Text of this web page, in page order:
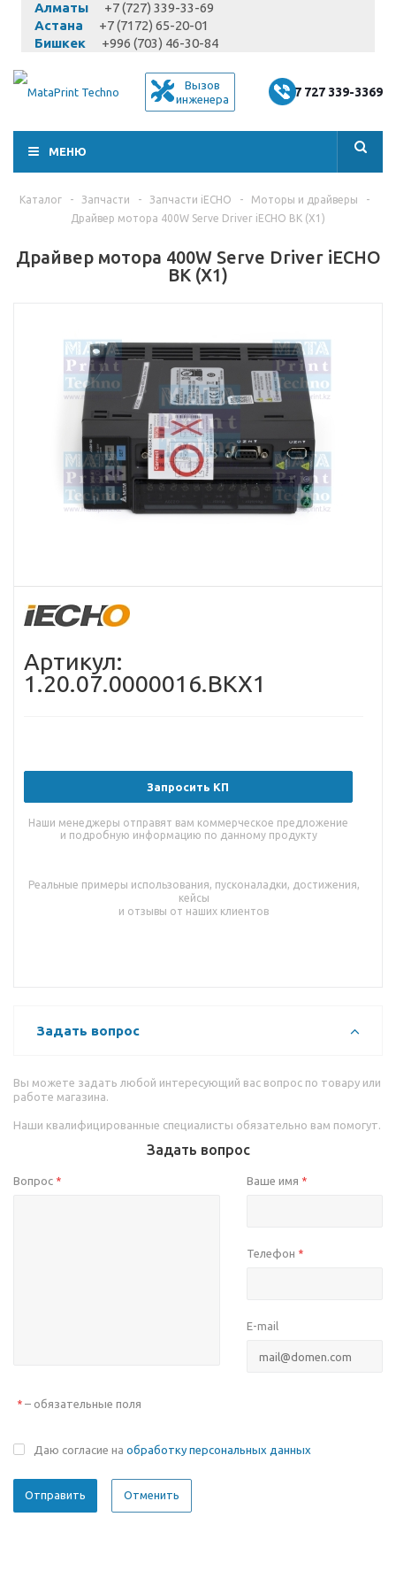
Алматы
+7 (727) 339-33-69
Астана
+7 (7172) 65-20-01
Бишкек
+996 (703) 46-30-84
Вызов
инженера
+7 727 339-3369
МЕНЮ
Каталог - Запчасти - Запчасти iECHO - Моторы и драйверы
-
Драйвер мотора 400W Serve Driver iECHO BK (X1)
Драйвер мотора 400W Serve Driver iECHO
BK (X1)
Артикул:
1.20.07.0000016.BKX1
Запросить КП
Наши менеджеры отправят вам коммерческое предложение
и подробную информацию по данному продукту
Реальные примеры использования, пусконаладки, достижения,
кейсы
и отзывы от наших клиентов
Задать вопрос
Вы можете задать любой интересующий вас вопрос по товару или
работе магазина.
Наши квалифицированные специалисты обязательно вам помогут.
Задать вопрос
Вопрос * Ваше имя *
Телефон *
E-mail
* – обязательные поля
Даю согласие на обработку персональных данных
Отменить